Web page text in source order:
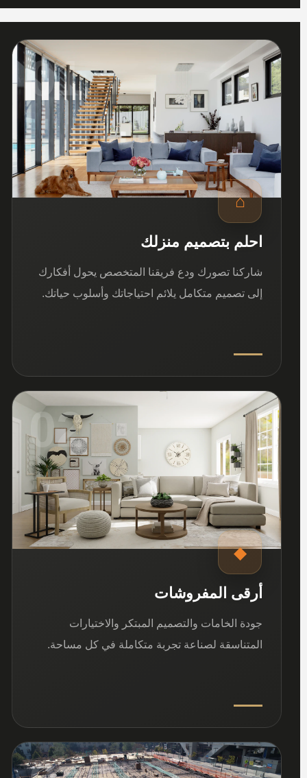
01
⌂
احلم بتصميم منزلك
شاركنا تصورك ودع فريقنا المتخصص يحول أفكارك
إلى تصميم متكامل يلائم احتياجاتك وأسلوب حياتك.
02
◆
أرقى المفروشات
جودة الخامات والتصميم المبتكر والاختيارات
المتناسقة لصناعة تجربة متكاملة في كل مساحة.